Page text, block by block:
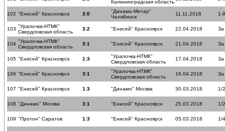
Калининградская область
102 "Енисей" Красноярск 3:0
"Динамо-Метар"
Челябинск
11.11.2018 1-
103 "Уралочка-НТМК"
Свердловская область
3:2 "Енисей" Красноярск 22.04.2018 За
104 "Уралочка-НТМК"
Свердловская область
3:1 "Енисей" Красноярск 21.04.2018 За
105 "Енисей" Красноярск 1:3
"Уралочка-НТМК"
Свердловская область
17.04.2018 За
106 "Енисей" Красноярск 3:1
"Уралочка-НТМК"
Свердловская область
16.04.2018 За
107 "Енисей" Красноярск 1:3 "Динамо" Москва 30.03.2018 1/
108 "Динамо" Москва 3:1 "Енисей" Красноярск 25.03.2018 1/
109 "Протон" Саратов 1:3 "Енисей" Красноярск 05.03.2018 1/